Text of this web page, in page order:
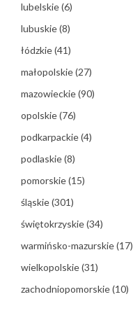
lubelskie(6)
lubuskie(8)
łódzkie(41)
małopolskie(27)
mazowieckie(90)
opolskie(76)
podkarpackie(4)
podlaskie(8)
pomorskie(15)
śląskie(301)
świętokrzyskie(34)
warmińsko-mazurskie(17)
wielkopolskie(31)
zachodniopomorskie(10)